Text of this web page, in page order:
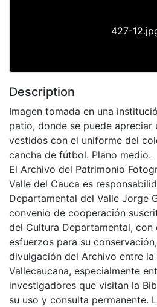
427-
Description
Imagen tomada en una
patio, donde se puede apreciar
vestidos con el uniforme del
cancha de fútbol. Plano medio.
El Archivo del Patrimonio
Valle del Cauca es
Departamental del Valle Jorge
convenio de cooperación
del Cultura Departamental, con
esfuerzos para su
divulgación del Archivo entre la
Vallecaucana, especialmente
investigadores que visitan la
su uso y consulta permanente.